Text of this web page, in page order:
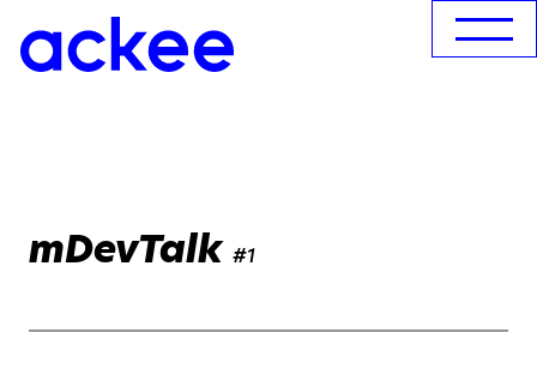
mDevTalk #1